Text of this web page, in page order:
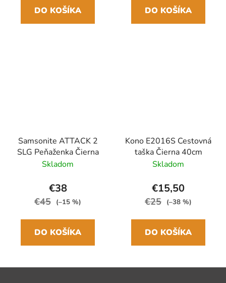
DO KOŠÍKA DO KOŠÍKA
Samsonite ATTACK 2
SLG Peňaženka Čierna
Skladom
€38
€45 (–15 %)
DO KOŠÍKA
Kono E2016S Cestovná
taška Čierna 40cm
Skladom
€15,50
€25 (–38 %)
DO KOŠÍKA